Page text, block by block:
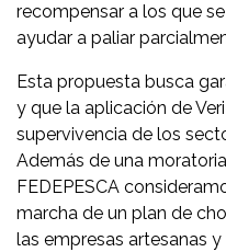
recompensar a los que
ayudar a paliar
Esta propuesta busca
y que la aplicación de
supervivencia de los
Además de una
FEDEPESCA
marcha de un plan de
las empresas artesanas